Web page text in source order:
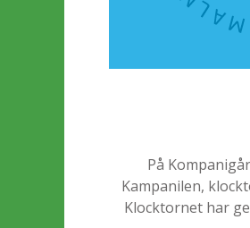
På
Kampanilen,
Klocktornet har